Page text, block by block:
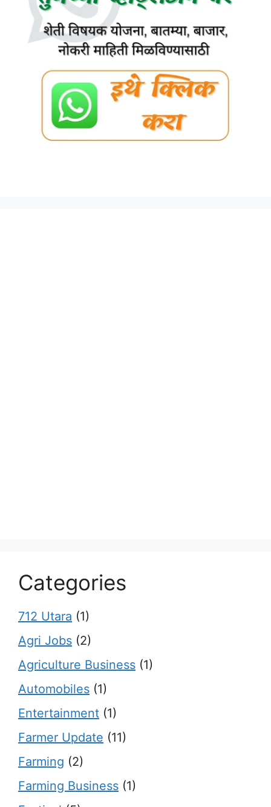
Categories
712 Utara (1)
Agri Jobs (2)
Agriculture Business (1)
Automobiles (1)
Entertainment (1)
Farmer Update (11)
Farming (2)
Farming Business (1)